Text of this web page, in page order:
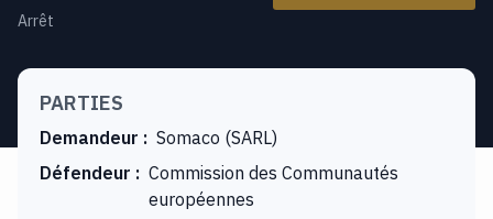
Arrêt
PARTIES
Demandeur : Somaco (SARL)
Défendeur : Commission des Communautés
européennes